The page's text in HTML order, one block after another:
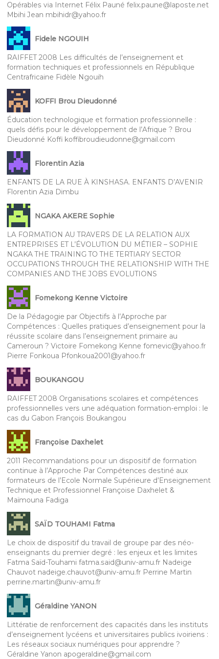
Opérables via Internet Félix Pauné felix.paune@laposte.net
Mbihi Jean mbihidr@yahoo.fr
Fidele NGOUIH
RAIFFET 2008 Les difficultés de l’enseignement et
formation techniques et professionnels en République
Centrafricaine Fidèle Ngouih
KOFFI Brou Dieudonné
Éducation technologique et formation professionnelle :
quels défis pour le développement de l’Afrique ? Brou
Dieudonné Koffi koffibroudieudonne@gmail.com
Florentin Azia
ENFANTS DE LA RUE À KINSHASA. ENFANTS D’AVENIR
Florentin Azia Dimbu
NGAKA AKERE Sophie
LA FORMATION AU TRAVERS DE LA RELATION AUX
ENTREPRISES ET L’ÉVOLUTION DU MÉTIER – SOPHIE
NGAKA THE TRAINING TO THE TERTIARY SECTOR
OCCUPATIONS THROUGH THE RELATIONSHIP WITH THE
COMPANIES AND THE JOBS EVOLUTIONS
Fomekong Kenne Victoire
De la Pédagogie par Objectifs à l’Approche par
Compétences : Quelles pratiques d’enseignement pour la
réussite scolaire dans l’enseignement primaire au
Cameroun ? Victoire Fomekong Kenne fomevic@yahoo.fr
Pierre Fonkoua Pfonkoua2001@yahoo.fr
BOUKANGOU
RAIFFET 2008 Organisations scolaires et compétences
professionnelles vers une adéquation formation-emploi : le
cas du Gabon François Boukangou
Françoise Daxhelet
2011 Recommandations pour un dispositif de formation
continue à l’Approche Par Compétences destiné aux
formateurs de l’Ecole Normale Supérieure d’Enseignement
Technique et Professionnel Françoise Daxhelet &
Maïmouna Fadiga
SAÏD TOUHAMI Fatma
Le choix de dispositif du travail de groupe par des néo-
enseignants du premier degré : les enjeux et les limites
Fatma Saïd-Touhami fatma.said@univ-amu.fr Nadeige
Chauvot nadeige.chauvot@univ-amu.fr Perrine Martin
perrine.martin@univ-amu.fr
Géraldine YANON
Littératie de renforcement des capacités dans les instituts
d’enseignement lycéens et universitaires publics ivoiriens :
Les réseaux sociaux numériques pour apprendre ?
Géraldine Yanon apogeraldine@gmail.com